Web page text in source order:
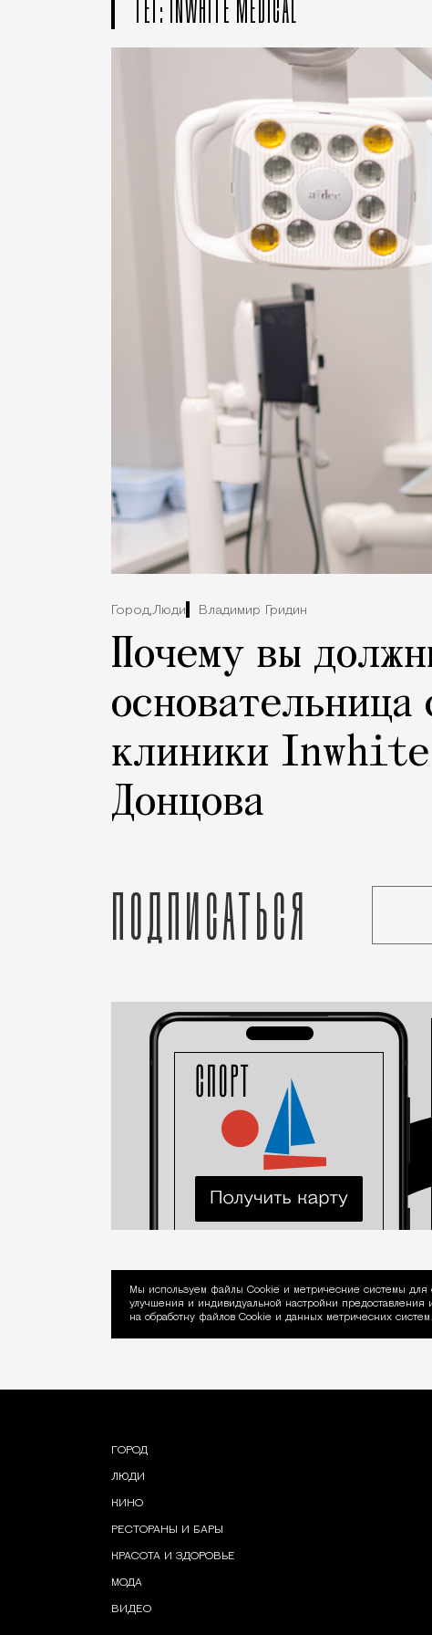
Город,Люди Владимир Гридин
Почему вы
основательница
клиники
Донцова
Подписаться
Уведомление об
Мы используем файлы Сookie и метрические системы для
улучшения и индивидуальной настройки
на обработку файлов Cookie и данных метрических систем.
ГОРОД
ЛЮДИ
КИНО
РЕСТОРАНЫ И БАРЫ
КРАСОТА И ЗДОРОВЬЕ
МОДА
ВИДЕО